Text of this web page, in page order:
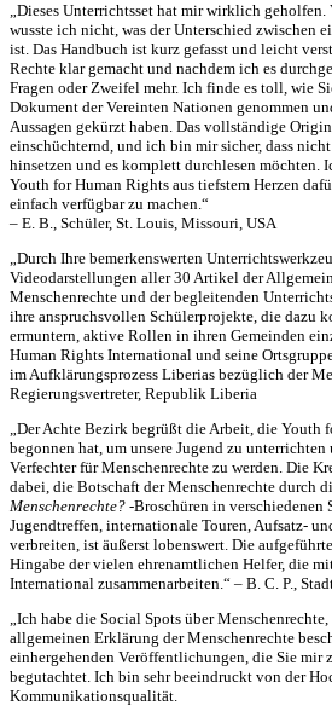
„Dieses Unterrichtsset hat mir wirklich
wusste ich nicht, was der Unterschied zwischen
ist. Das Handbuch ist kurz gefasst und leicht
Rechte klar gemacht und nachdem ich es
Fragen oder Zweifel mehr. Ich finde es toll, wie
Dokument der Vereinten Nationen genommen
Aussagen gekürzt haben. Das vollständige
einschüchternd, und ich bin mir sicher, dass
hinsetzen und es komplett durchlesen möchten.
Youth for Human Rights aus tiefstem Herzen
einfach verfügbar zu machen.“
– E. B., Schüler, St. Louis, Missouri, USA
„Durch Ihre bemerkenswerten
Videodarstellungen aller 30 Artikel der
Menschenrechte und der begleitenden
ihre anspruchsvollen Schülerprojekte, die dazu
ermuntern, aktive Rollen in ihren Gemeinden
Human Rights International und seine
im Aufklärungsprozess Liberias bezüglich der
Regierungsvertreter, Republik Liberia
„Der Achte Bezirk begrüßt die Arbeit, die Youth
begonnen hat, um unsere Jugend zu unterrichten
Verfechter für Menschenrechte zu werden. Die
dabei, die Botschaft der Menschenrechte durch
Menschenrechte? -Broschüren in verschiedenen
Jugendtreffen, internationale Touren, Aufsatz-
verbreiten, ist äußerst lobenswert. Die
Hingabe der vielen ehrenamtlichen Helfer, die
International zusammenarbeiten.“ – B. C. P.,
„Ich habe die Social Spots über
allgemeinen Erklärung der Menschenrechte
einhergehenden Veröffentlichungen, die Sie mir
begutachtet. Ich bin sehr beeindruckt von der
Kommunikationsqualität.